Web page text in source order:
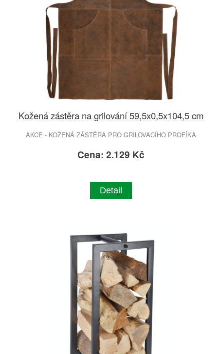
Kožená zástěra na grilování 59,5x0,5x104,5 cm
AKCE - KOŽENÁ ZÁSTĚRA PRO GRILOVACÍHO PROFÍKA
Cena: 2.129 Kč
Detail